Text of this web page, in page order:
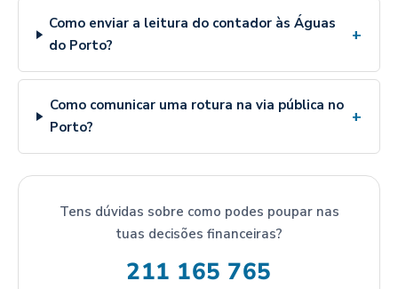
Como enviar a leitura do contador às Águas
do Porto?
+
Como comunicar uma rotura na via pública no
Porto?
+
Tens dúvidas sobre como podes poupar nas
tuas decisões financeiras?
211 165 765